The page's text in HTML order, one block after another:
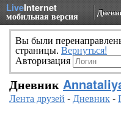
LiveInternet
мобильная версия
Вы были
страницы. Вернуться!
Авторизация
Дневник
Лента друзей -Дневник-